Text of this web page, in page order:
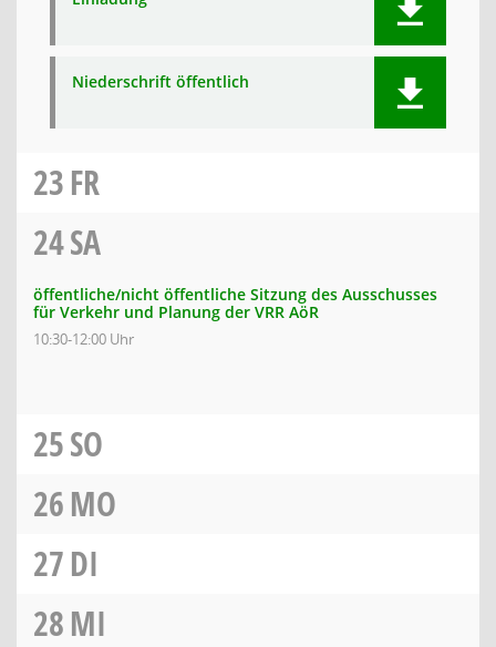
Niederschrift öffentlich
23FR
24SA
öffentliche/nicht öffentliche Sitzung des Ausschusses
für Verkehr und Planung der VRR AöR
10:30-12:00 Uhr
25SO
26MO
27DI
28MI